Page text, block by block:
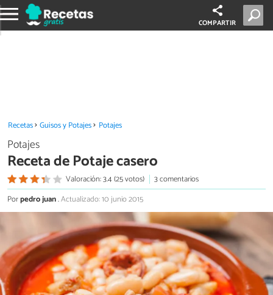
COMPARTIR
Recetas Guisos y Potajes Potajes
Potajes
Receta de Potaje casero
Valoración: 3.4 (25 votos)
3 comentarios
Porpedro juan.Actualizado: 10 junio 2015